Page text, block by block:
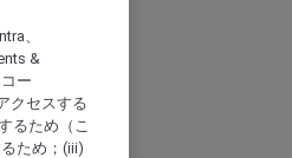
、
&
ー
クセスする
るため（こ
ため；(iii)